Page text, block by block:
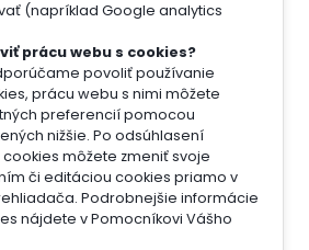
(napríklad Google analytics
prácu webu s cookies?
povoliť používanie
prácu webu s nimi môžete
preferencií pomocou
nižšie. Po odsúhlasení
môžete zmeniť svoje
či editáciou cookies priamo v
Podrobnejšie informácie
nájdete v Pomocníkovi Vášho